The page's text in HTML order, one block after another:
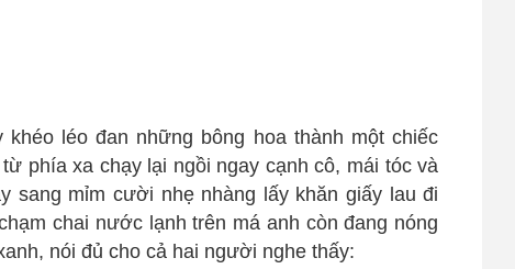
léo đan những bông hoa thành một chiếc
phía xa chạy lại ngồi ngay cạnh cô, mái tóc và
sang mỉm cười nhẹ nhàng lấy khăn giấy lau đi
chai nước lạnh trên má anh còn đang nóng
nói đủ cho cả hai người nghe thấy: